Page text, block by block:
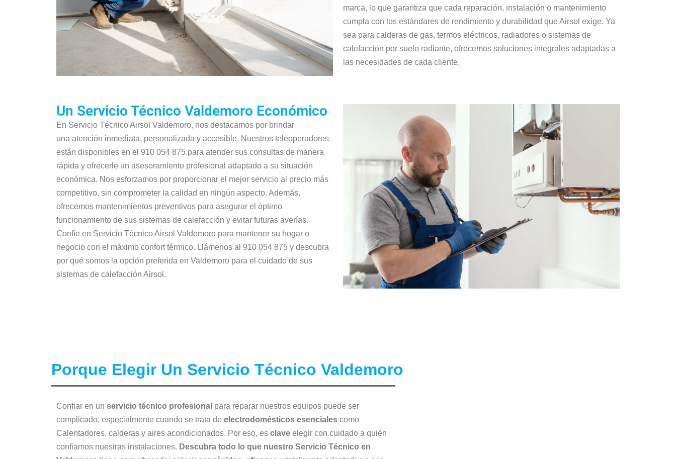
marca, lo que garantiza que cada reparación, instalación o mantenimiento
cumpla con los estándares de rendimiento y durabilidad que Airsol exige. Ya
sea para calderas de gas, termos eléctricos, radiadores o sistemas de
calefacción por suelo radiante, ofrecemos soluciones integrales adaptadas a
las necesidades de cada cliente.
Un Servicio Técnico Valdemoro Económico
En Servicio Técnico Airsol Valdemoro, nos destacamos por brindar
una atención inmediata, personalizada y accesible. Nuestros teleoperadores
están disponibles en el 910 054 875 para atender sus consultas de manera
rápida y ofrecerle un asesoramiento profesional adaptado a su situación
económica. Nos esforzamos por proporcionar el mejor servicio al precio más
competitivo, sin comprometer la calidad en ningún aspecto. Además,
ofrecemos mantenimientos preventivos para asegurar el óptimo
funcionamiento de sus sistemas de calefacción y evitar futuras averías.
Confíe en Servicio Técnico Airsol Valdemoro para mantener su hogar o
negocio con el máximo confort térmico. Llámenos al 910 054 875 y descubra
por qué somos la opción preferida en Valdemoro para el cuidado de sus
sistemas de calefacción Airsol.
Porque Elegir Un Servicio Técnico Valdemoro
Confiar en un servicio técnico profesional para reparar nuestros equipos puede ser
complicado, especialmente cuando se trata de electrodomésticos esenciales como
Calentadores, calderas y aires acondicionados. Por eso, es clave elegir con cuidado a quién
confiamos nuestras instalaciones. Descubra todo lo que nuestro Servicio Técnico en